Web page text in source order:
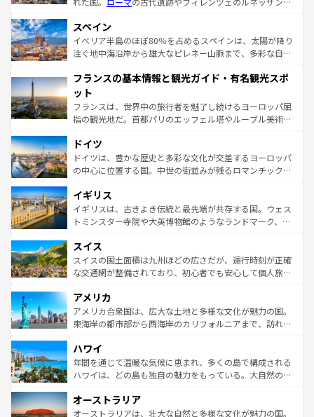
ろん、トスカーナの美しい田園風景やアマルフィ海岸の絶
景など、自然景観も見逃せない。観光の合間には、本場の
ピザやパスタなど、絶品のイタリア料理を堪能することも
ませてくれるイタリアで、忘れられない旅をしてみよう！
なお、新着のイタリア情報は
しい。
スペイン
イベリア半島のほぼ80％を占めるスペインは、太陽が降り
注ぐ地中海沿岸から雄大なピレネー山脈まで、多彩な自然
文化が根付くこの国では、情熱的なフラメンコ、熱気あふ
れる闘牛、そして美味しいタパスが生活の一部となってい
る。首都マドリードの洗練された雰囲気や、バルセロナの
アートに溢れた街角から、地方では古代ローマ遺跡や中世
せる。地方によって風土や気候が異なるスペインはその個
性で訪れる人を魅了する。 なお、新着のスペイン情報は コ
ンテンツ一覧を参照してほしい。
フランスの基本情報と観光ガイド・有名観光スポ
ット
フランスは、世界中の旅行者を魅了し続けるヨーロッパ屈
指の観光地だ。首都パリのエッフェル塔やルーブル美術館
で、幅広い魅力が詰まっている。華麗な宮殿、歴史的な大
聖堂、美しいビーチ、そして豊かな自然が、訪れる者を心
から魅了する。また、フランスは美食の国としても知ら
いる。シャンパンの発祥地であるランス、プロヴァンスの
香り高いラベンダー畑など、多彩な楽しみ方が可能だ。さ
らに、パリ以外の地域にも魅力が溢れており、どの街角に
れる地方に足を運ぶとそれぞれで全く異なる文化を体験で
きるだろう。 なお、新着のフランス情報はコンテンツ一覧
を参照してほしい。
ドイツ
ドイツは、豊かな歴史と多彩な文化が交差するヨーロッパ
の中心に位置する国。中世の街並みが残るロマンチック街
顔を持つこの国は、どこを歩いても飽きることがない。ベ
ルリンの文化的活気、バイエルン州のアルプスの絶景、そ
してライン川沿いのワイン畑といった風景は必見。ビール
は、お酒好きな人にはぜひ体験してほしい。 なお、新着の
ドイツ情報はコンテンツ一覧を参照してほしい。
イギリス
イギリスは、古きよき伝統と最先端が共存する国。ウェス
トミンスター寺院や大英博物館のようなランドマーク、歴
リアごとに異なる魅力がある。また、優雅なアフタヌーン
ティー、ビール好きにはたまらない英国パブ、サッカー観
戦など、本場だからこそできる体験も豊富。イギリスを旅
ンツ一覧を参照してほしい。
スイス
スイスの国土面積は九州ほどの広さだが、運行時刻が正確
な交通網が整備されており、初心者でも安心して個人旅行
の建物がそのまま残る町や、スイスならではのユニークな
博物館もあり、アルプス観光だけでなく町歩きも満喫する
ことができる。国民の所得が高いため物価も高いが、旅行
ば市内交通費無料で観光を楽しむこともできる。 なお、新
着のスイス情報はコンテンツ一覧 を参照してほしい。
アメリカ
アメリカ合衆国は、広大な土地と多様な文化が魅力の国。
東海岸の都市部から西海岸のカリフォルニアまで、訪れる
のような巨大都市は、観光、ショッピング、エンターテイ
ンメントが詰まった刺激的なスポットだ。一方、アメリカ
西部には大自然が広がり、グランドキャニオンやイエロー
部のニューオーリンズでは、音楽と美食が融合した独特の
文化が魅力。旅行者はアメリカの各地域で異なる魅力を楽
ハワイ
年間を通じて温暖な気候に恵まれ、多くの島で構成される
ハワイは、どの島も独自の魅力をもっている。大自然の神
ワイ島は見逃せない。また、定番の観光地といえばオアフ
島だが、静かな自然を求めるならマウイ島やカウアイ島が
オーストラリア
オーストラリアは、壮大な自然と多様な文化が魅力の国。